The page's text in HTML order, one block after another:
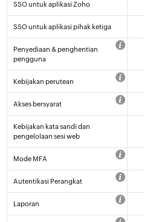
SSO untuk aplikasi Zoho
SSO untuk aplikasi pihak ketiga
Penyediaan & penghentian
pengguna
Kebijakan perutean
Akses bersyarat
Kebijakan kata sandi dan
pengelolaan sesi web
Mode MFA
Autentikasi Perangkat
Laporan